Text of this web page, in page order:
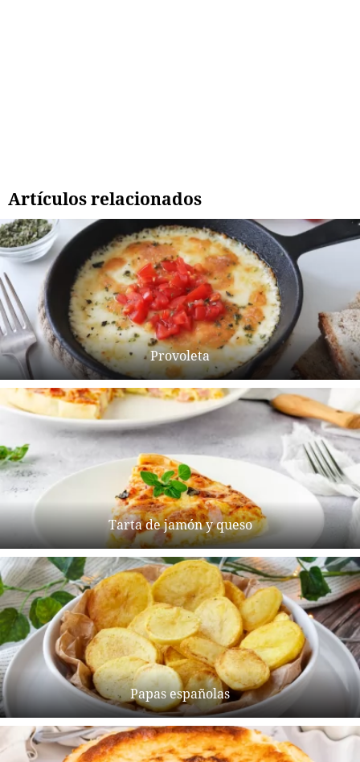
Artículos relacionados
Provoleta
Tarta de jamón y queso
Papas españolas